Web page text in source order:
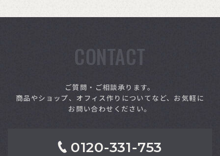
CONTACT
ご質問・ご相談承ります。
商品やショップ、オフィス作りについてなど、お気軽に
お問い合わせください。
0120-331-753